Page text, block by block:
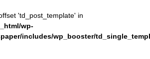
'td_post_template' in
wp-
includes/wp_booster/